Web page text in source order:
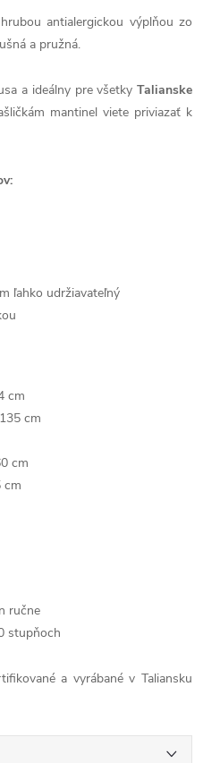
antialergickou výplňou zo
a pružná.
a ideálny pre všetky Talianske
mantinel viete priviazať k
ľahko udržiavateľný
cm
cm
cm
cm
ručne
stupňoch
a vyrábané v Taliansku